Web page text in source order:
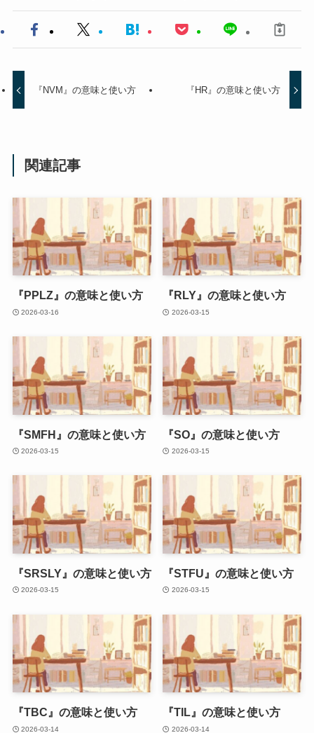
『NVM』の意味と使い方 『HR』の意味と使い方
関連記事
『PPLZ』の意味と使い方
2026-03-16
『RLY』の意味と使い方
2026-03-15
『SMFH』の意味と使い方
2026-03-15
『SO』の意味と使い方
2026-03-15
『SRSLY』の意味と使い方
2026-03-15
『STFU』の意味と使い方
2026-03-15
『TBC』の意味と使い方
2026-03-14
『TIL』の意味と使い方
2026-03-14